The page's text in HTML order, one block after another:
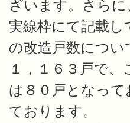
ざいます。さら
実線枠にて記載
の改造戸数につ
１，１６３戸で
は８０戸となっ
ております。